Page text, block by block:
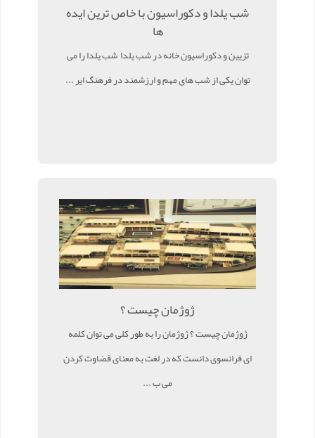
شب یلدا و دکوراسیون با خاص ترین ایده
ها
تزیین و دکوراسیون خانه در شب یلدا شب یلدا را می
توان یکی از شب های مهم و ارزشمند در فرهنگ ایر ...
ژوژمان چیست ؟
ژوژمان چیست ؟ ژوژمان را به طور کلی می توان کلمه
ای فرانسوی دانست که در لغت به معنای قضاوت کردن
می ب ...